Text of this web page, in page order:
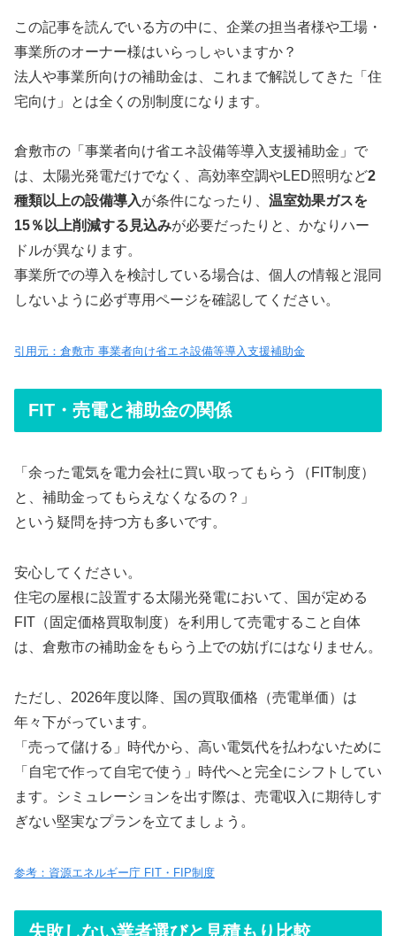
この記事を読んでいる方の中に、企業の担当者様や工場・
事業所のオーナー様はいらっしゃいますか？
法人や事業所向けの補助金は、これまで解説してきた「住
宅向け」とは全くの別制度になります。
倉敷市の「事業者向け省エネ設備等導入支援補助金」で
は、太陽光発電だけでなく、高効率空調やLED照明など2
種類以上の設備導入が条件になったり、 温室効果ガスを
15％以上削減する見込みが必要だったりと、かなりハー
ドルが異なります。
事業所での導入を検討している場合は、個人の情報と混同
しないように必ず専用ページを確認してください。
引用元：倉敷市 事業者向け省エネ設備等導入支援補助金
FIT・売電と補助金の関係
「余った電気を電力会社に買い取ってもらう（FIT制度）
と、補助金ってもらえなくなるの？」
という疑問を持つ方も多いです。
安心してください。
住宅の屋根に設置する太陽光発電において、国が定める
FIT（固定価格買取制度）を利用して売電すること自体
は、倉敷市の補助金をもらう上での妨げにはなりません。
ただし、2026年度以降、国の買取価格（売電単価）は
年々下がっています。
「売って儲ける」時代から、高い電気代を払わないために
「自宅で作って自宅で使う」時代へと完全にシフトしてい
ます。シミュレーションを出す際は、売電収入に期待しす
ぎない堅実なプランを立てましょう。
参考：資源エネルギー庁 FIT・FIP制度
失敗しない業者選びと見積もり比較